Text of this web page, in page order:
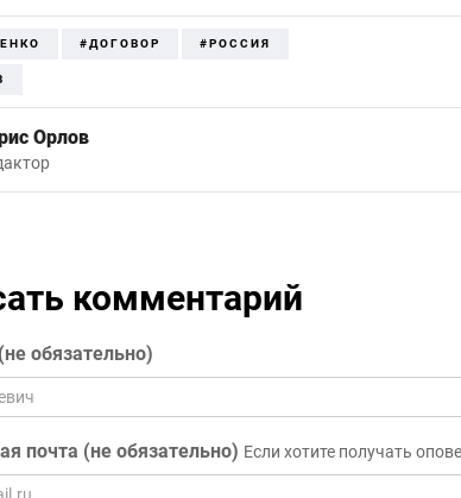
#ДОГОВОР #РОССИЯ
Орлов
комментарий
обязательно)
почта (не обязательно) Если хотите получать